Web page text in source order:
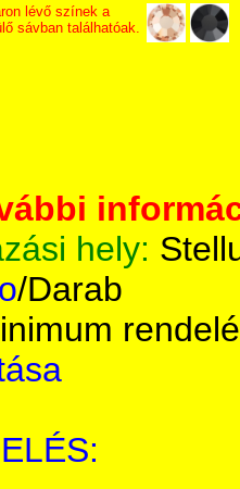
lévő színek a
sávban találhatóak.
hely:
/Darab